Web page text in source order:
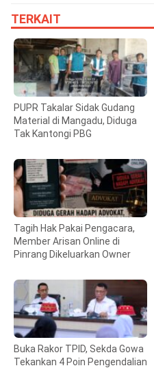
TERKAIT
PUPR Takalar Sidak Gudang
Material di Mangadu, Diduga
Tak Kantongi PBG
Tagih Hak Pakai Pengacara,
Member Arisan Online di
Pinrang Dikeluarkan Owner
Buka Rakor TPID, Sekda Gowa
Tekankan 4 Poin Pengendalian